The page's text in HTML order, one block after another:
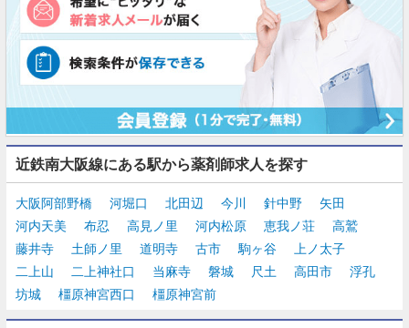
近鉄南大阪線にある駅から薬剤師求人を探す
大阪阿部野橋 河堀口 北田辺 今川 針中野
矢田
河内天美
布忍 高見ノ里 河内松原 恵我ノ荘
高鷲
藤井寺
土師ノ里 道明寺 古市 駒ヶ谷
上ノ太子
二上山
二上神社口 当麻寺 磐城 尺土 高田市
浮孔
坊城
橿原神宮西口 橿原神宮前